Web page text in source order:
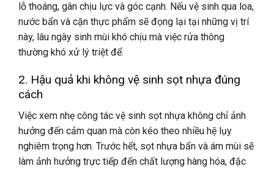
lỗ thoáng, gân chịu lực và góc cạnh. Nếu vệ sinh qua loa,
nước bẩn và cặn thực phẩm sẽ đọng lại tại những vị trí
này, lâu ngày sinh mùi khó chịu mà việc rửa thông
thường khó xử lý triệt để.
2. Hậu quả khi không vệ sinh sọt nhựa đúng
cách
Việc xem nhẹ công tác vệ sinh sọt nhựa không chỉ ảnh
hưởng đến cảm quan mà còn kéo theo nhiều hệ lụy
nghiêm trọng hơn. Trước hết, sọt nhựa bẩn và ám mùi sẽ
làm ảnh hưởng trực tiếp đến chất lượng hàng hóa, đặc